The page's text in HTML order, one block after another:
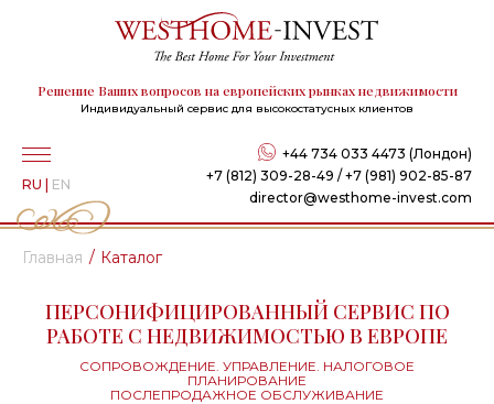
Решение Ваших вопросов на европейских рынках недвижимости
Индивидуальный сервис для высокостатусных клиентов
+44 734 033 4473 (Лондон)
+7 (812) 309-28-49 / +7 (981) 902-85-87
director@westhome-invest.com
RU | EN
Главная Каталог
ПЕРСОНИФИЦИРОВАННЫЙ СЕРВИС ПО
РАБОТЕ С НЕДВИЖИМОСТЬЮ В ЕВРОПЕ
СОПРОВОЖДЕНИЕ. УПРАВЛЕНИЕ. НАЛОГОВОЕ
ПЛАНИРОВАНИЕ
ПОСЛЕПРОДАЖНОЕ ОБСЛУЖИВАНИЕ